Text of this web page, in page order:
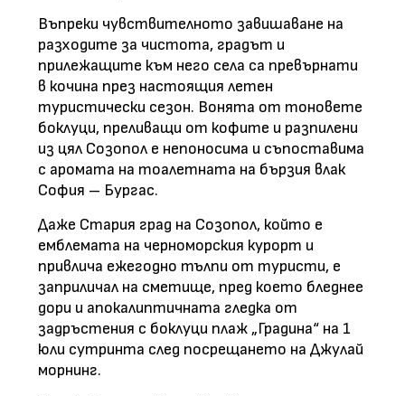
Въпреки чувствителното завишаване на
разходите за чистота, градът и
прилежащите към него села са превърнати
в кочина през настоящия летен
туристически сезон. Вонята от тоновете
боклуци, преливащи от кофите и разпилени
из цял Созопол е непоносима и съпоставима
с аромата на тоалетната на бързия влак
София – Бургас.
Даже Стария град на Созопол, който е
емблемата на черноморския курорт и
привлича ежегодно тълпи от туристи, е
заприличал на сметище, пред което бледнее
дори и апокалиптичната гледка от
задръстения с боклуци плаж „Градина“ на 1
юли сутринта след посрещането на Джулай
морнинг.